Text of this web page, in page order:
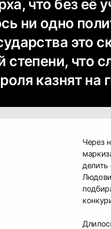
что без её
ни одно
это
степени, что
казнят на
Через